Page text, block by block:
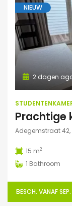
NIEUW
2 dagen
Prachtige
Adegemstraat 42,
15 m2
1 Bathroom
BESCH. VANAF SEP.